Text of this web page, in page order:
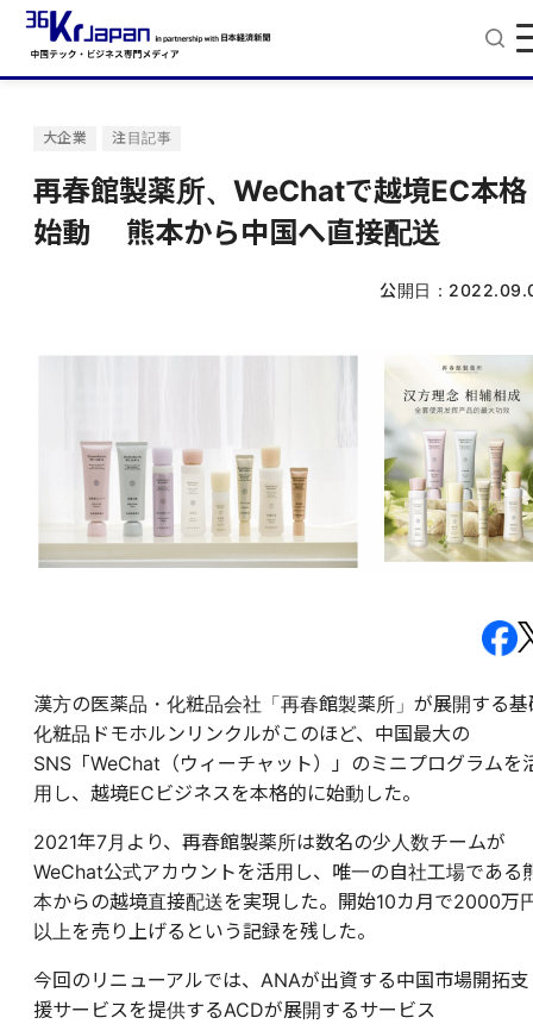
大企業 注目記事
再春館製薬所、WeChatで越境EC本格
始動 熊本から中国へ直接配送
公開日：
漢方の医薬品・化粧品会社「再春館製薬所」が展開する基
化粧品ドモホルンリンクルがこのほど、中国最大の
SNS「WeChat（ウィーチャット）」のミニプログラムを
用し、越境ECビジネスを本格的に始動した。
2021年7月より、再春館製薬所は数名の少人数チームが
WeChat公式アカウントを活用し、唯一の自社工場である
本からの越境直接配送を実現した。開始10カ月で2000万
以上を売り上げるという記録を残した。
今回のリニューアルでは、ANAが出資する中国市場開拓支
援サービスを提供するACDが展開するサービス